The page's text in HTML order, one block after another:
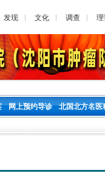
发现 文化 调查
网上预约导诊 北国北方名医